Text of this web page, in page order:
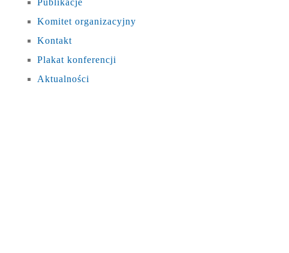
Komitet organizacyjny
Kontakt
Plakat konferencji
Aktualności